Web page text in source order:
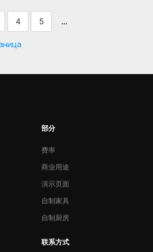
4 5 ...
部分
费率
商业用途
演示页面
自制家具
自制厨房
联系方式